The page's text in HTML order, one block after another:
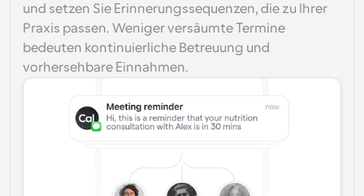
und setzen Sie Erinnerungssequenzen, die zu Ihrer
Praxis passen. Weniger versäumte Termine
bedeuten kontinuierliche Betreuung und
vorhersehbare Einnahmen.